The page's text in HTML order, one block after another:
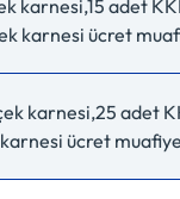
karnesi,15 adet
karnesi ücret
karnesi,25 adet
karnesi ücret